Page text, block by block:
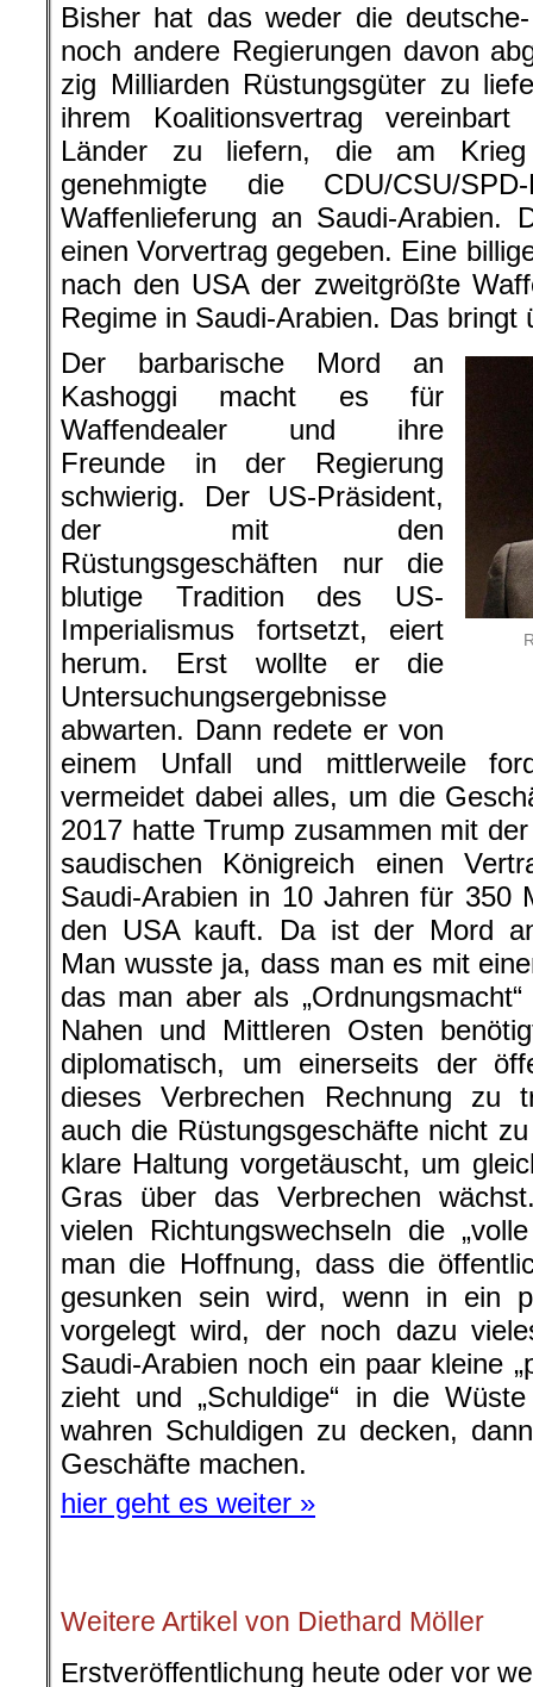
Bisher hat das weder die
noch andere Regierungen davon
zig Milliarden Rüstungsgüter zu
ihrem Koalitionsvertrag
Länder zu liefern, die am
genehmigte die CDU/CSU/
Waffenlieferung an Saudi-Arabien.
einen Vorvertrag gegeben. Eine
nach den USA der zweitgrößte
Regime in Saudi-Arabien. Das bringt
Der barbarische Mord an
Kashoggi macht es für
Waffendealer und ihre
Freunde in der Regierung
schwierig. Der US-Präsident,
der mit den
Rüstungsgeschäften nur die
blutige Tradition des US-
Imperialismus fortsetzt, eiert
herum. Erst wollte er die
Untersuchungsergebnisse
abwarten. Dann redete er von
einem Unfall und mittlerweile
vermeidet dabei alles, um die
2017 hatte Trump zusammen mit
saudischen Königreich einen
Saudi-Arabien in 10 Jahren für 350
den USA kauft. Da ist der Mord
Man wusste ja, dass man es mit
das man aber als
Nahen und Mittleren Osten
diplomatisch, um einerseits der
dieses Verbrechen Rechnung zu
auch die Rüstungsgeschäfte nicht
klare Haltung vorgetäuscht, um
Gras über das Verbrechen
vielen Richtungswechseln die
man die Hoffnung, dass die
gesunken sein wird, wenn in ein
vorgelegt wird, der noch dazu
Saudi-Arabien noch ein paar kleine
zieht und „Schuldige“ in die
wahren Schuldigen zu decken,
Geschäfte machen.
hier geht es weiter »
Weitere Artikel von Diethard Möller
Erstveröffentlichung heute oder vor